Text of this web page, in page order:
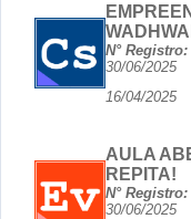
N° Registro:
30/06/
16/04/
AULA
REPITA!
N° Registro:
30/06/